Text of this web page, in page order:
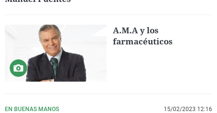
A.M.A y los
farmacéuticos
EN BUENAS MANOS 15/02/2023 12:16